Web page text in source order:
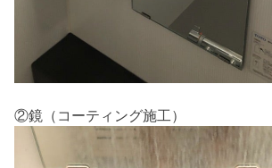
②鏡（コーティング施工）